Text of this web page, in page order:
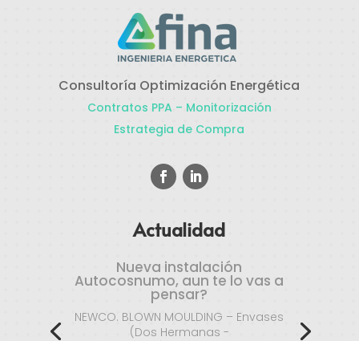
Consultoría Optimización Energética
Contratos PPA – Monitorización
Estrategia de Compra
Actualidad
Los PPAs, solución para
proteger a consumidores y
generadores de la volatilidad
En las primeras semanas de este